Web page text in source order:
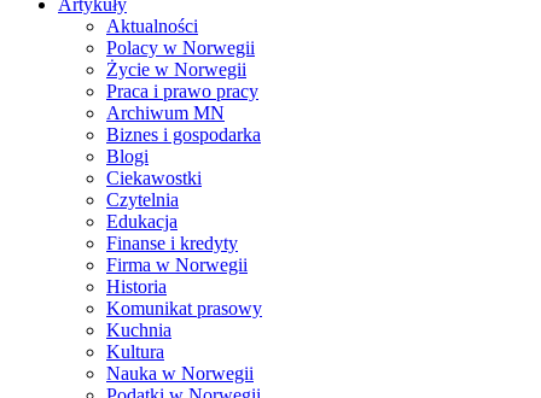
Artykuły
Aktualności
Polacy w Norwegii
Życie w Norwegii
Praca i prawo pracy
Archiwum MN
Biznes i gospodarka
Blogi
Ciekawostki
Czytelnia
Edukacja
Finanse i kredyty
Firma w Norwegii
Historia
Komunikat prasowy
Kuchnia
Kultura
Nauka w Norwegii